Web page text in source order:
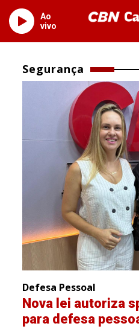
Ao
vivo
Segurança
Defesa Pessoal
Nova lei autoriza
para defesa